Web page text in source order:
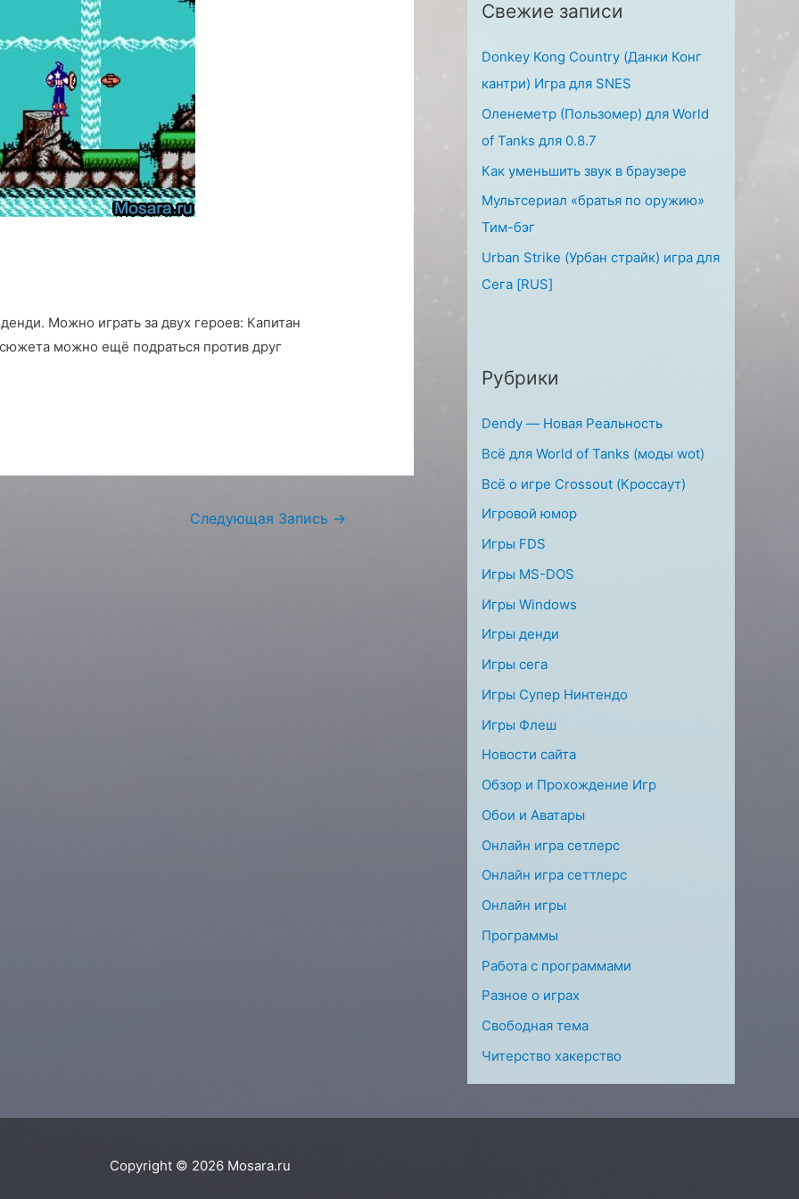
Можно играть за двух героев: Капитан
можно ещё подраться против друг
Следующая Запись →
:Свежие записи
Donkey Kong Country (Данки Конг
кантри) Игра для SNES
Оленеметр (Пользомер) для World
of Tanks для 0.8.7
Как уменьшить звук в браузере
Мультсериал «братья по оружию»
Тим-бэг
Urban Strike (Урбан страйк) игра для
Сега [RUS]
Рубрики
Dendy — Новая Реальность
Всё для World of Tanks (моды wot)
Всё о игре Crossout (Кроссаут)
Игровой юмор
Игры FDS
Игры MS-DOS
Игры Windows
Игры денди
Игры сега
Игры Супер Нинтендо
Игры Флеш
Новости сайта
Обзор и Прохождение Игр
Обои и Аватары
Онлайн игра сетлерс
Онлайн игра сеттлерс
Онлайн игры
Программы
Работа с программами
Разное о играх
Свободная тема
Читерство хакерство
Copyright © 2026 Mosara.ru